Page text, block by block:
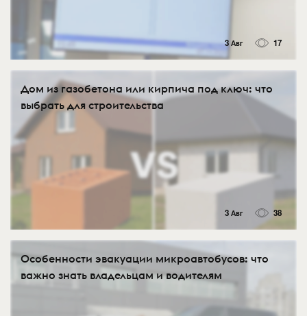
3 Авг 17
Дом из газобетона или кирпича под ключ: что
выбрать для строительства
3 Авг 38
Особенности эвакуации микроавтобусов: что
важно знать владельцам и водителям